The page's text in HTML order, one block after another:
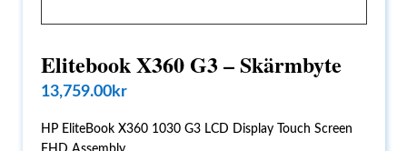
Elitebook X360 G3 – Skärmbyte
13,759.00kr
HP EliteBook X360 1030 G3 LCD Display Touch Screen